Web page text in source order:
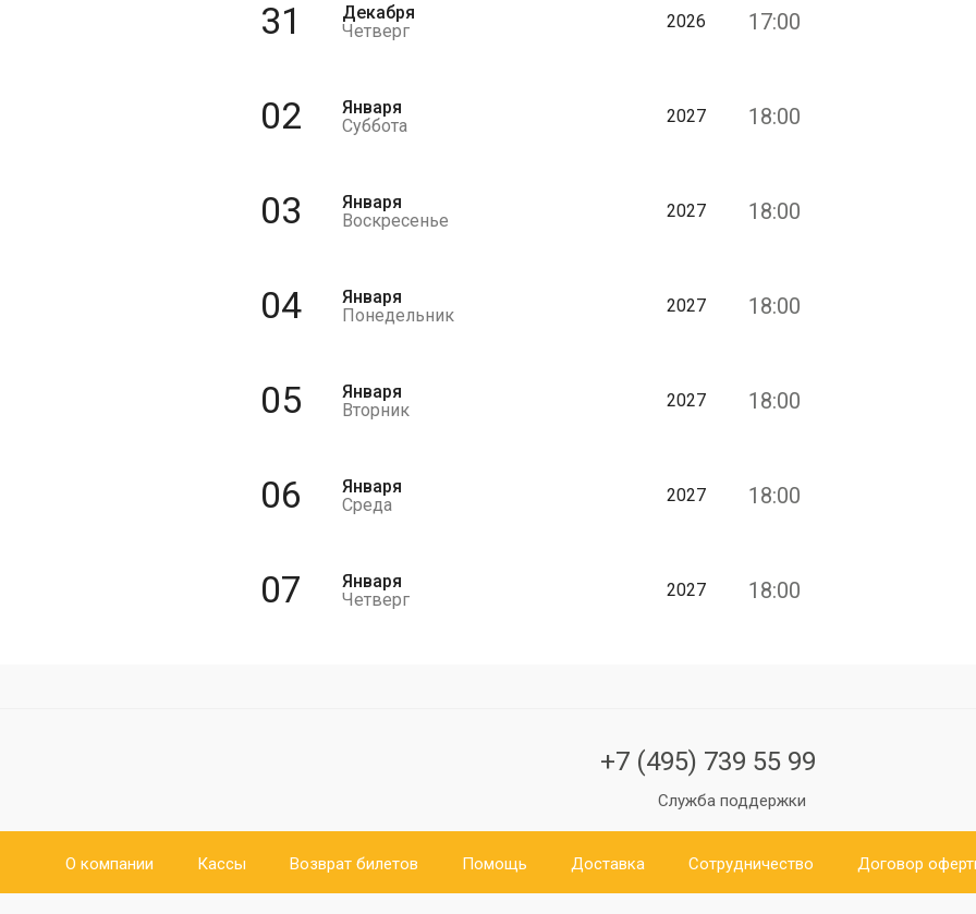
31
Декабря
Четверг
2026 17:00
02
Января
Суббота
2027 18:00
03
Января
Воскресенье
2027 18:00
04
Января
Понедельник
2027 18:00
05
Января
Вторник
2027 18:00
06
Января
Среда
2027 18:00
07
Января
Четверг
2027 18:00
+7 (495) 739 55 99
Служба поддержки
О компании Кассы Возврат билетов Помощь Доставка Сотрудничество Договор